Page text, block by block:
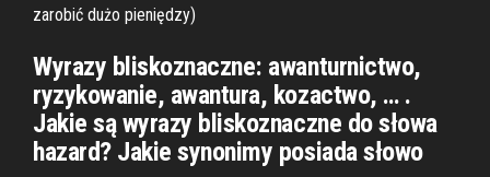
zarobić dużo pieniędzy)
Wyrazy bliskoznaczne: awanturnictwo,
ryzykowanie, awantura, kozactwo, … .
Jakie są wyrazy bliskoznaczne do słowa
hazard? Jakie synonimy posiada słowo